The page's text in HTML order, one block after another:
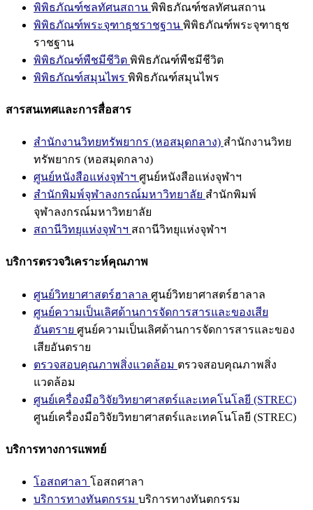
พิพิธภัณฑ์ชลทัศนสถาน พิพิธภัณฑ์ชลทัศนสถาน
พิพิธภัณฑ์พระจุฑาธุชราชฐาน พิพิธภัณฑ์พระจุฑาธุช
ราชฐาน
พิพิธภัณฑ์พืชมีชีวิต พิพิธภัณฑ์พืชมีชีวิต
พิพิธภัณฑ์สมุนไพร พิพิธภัณฑ์สมุนไพร
สารสนเทศและการสื่อสาร
สำนักงานวิทยทรัพยากร (หอสมุดกลาง) สำนักงานวิทย
ทรัพยากร (หอสมุดกลาง)
ศูนย์หนังสือแห่งจุฬาฯ ศูนย์หนังสือแห่งจุฬาฯ
สำนักพิมพ์จุฬาลงกรณ์มหาวิทยาลัย สำนักพิมพ์
จุฬาลงกรณ์มหาวิทยาลัย
สถานีวิทยุแห่งจุฬาฯ สถานีวิทยุแห่งจุฬาฯ
บริการตรวจวิเคราะห์คุณภาพ
ศูนย์วิทยาศาสตร์ฮาลาล ศูนย์วิทยาศาสตร์ฮาลาล
ศูนย์ความเป็นเลิศด้านการจัดการสารและของเสีย
อันตราย ศูนย์ความเป็นเลิศด้านการจัดการสารและของ
เสียอันตราย
ตรวจสอบคุณภาพสิ่งแวดล้อม ตรวจสอบคุณภาพสิ่ง
แวดล้อม
ศูนย์เครื่องมือวิจัยวิทยาศาสตร์และเทคโนโลยี (STREC)
ศูนย์เครื่องมือวิจัยวิทยาศาสตร์และเทคโนโลยี (STREC)
บริการทางการแพทย์
โอสถศาลา โอสถศาลา
บริการทางทันตกรรม บริการทางทันตกรรม